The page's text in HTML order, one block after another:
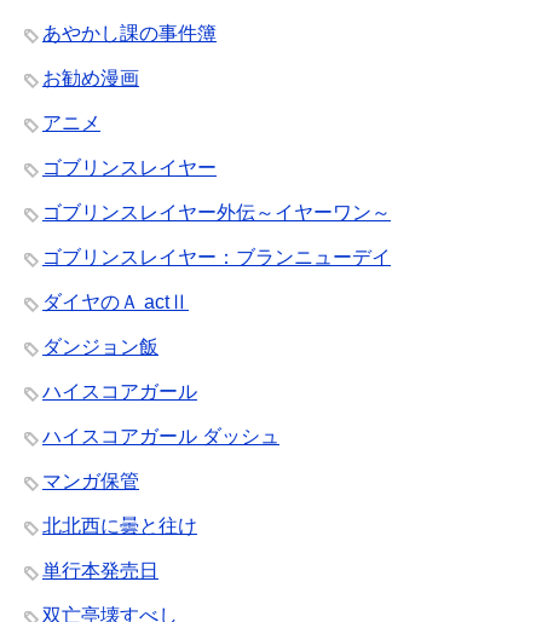
あやかし課の事件簿
お勧め漫画
アニメ
ゴブリンスレイヤー
ゴブリンスレイヤー外伝～イヤーワン～
ゴブリンスレイヤー：ブランニューデイ
ダイヤのＡ actⅡ
ダンジョン飯
ハイスコアガール
ハイスコアガール ダッシュ
マンガ保管
北北西に曇と往け
単行本発売日
双亡亭壊すべし